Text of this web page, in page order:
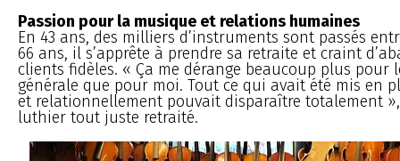
Passion pour la musique et relations humaines
En 43 ans, des milliers d’instruments sont passés
66 ans, il s’apprête à prendre sa retraite et craint
clients fidèles. « Ça me dérange beaucoup plus pour
générale que pour moi. Tout ce qui avait été mis en
et relationnellement pouvait disparaître totalement
luthier tout juste retraité.